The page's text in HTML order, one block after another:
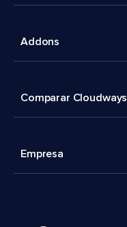
Addons
Comparar Cloudways
Empresa